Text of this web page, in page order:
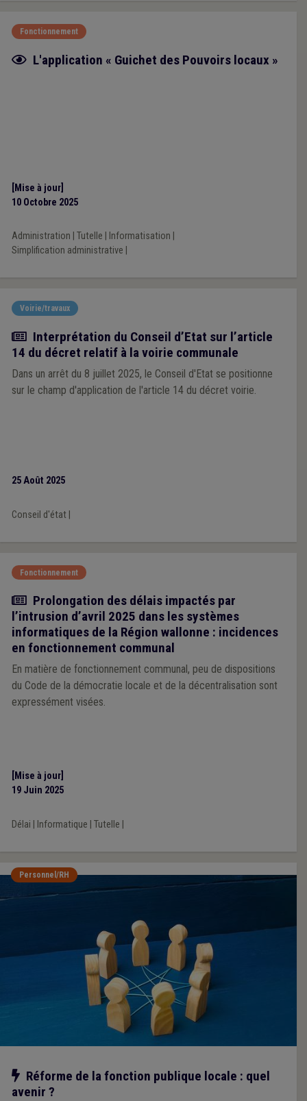
Fonctionnement
Fiche focus
L'application « Guichet des Pouvoirs locaux »
[Mise à jour]
10 Octobre 2025
Administration Tutelle Informatisation
Simplification administrative
Voirie/travaux
Actualité
Interprétation du Conseil d’Etat sur l’article
14 du décret relatif à la voirie communale
Dans un arrêt du 8 juillet 2025, le Conseil d'Etat se positionne
sur le champ d'application de l'article 14 du décret voirie.
25 Août 2025
Conseil d'état|
Fonctionnement
Actualité
Prolongation des délais impactés par
l’intrusion d’avril 2025 dans les systèmes
informatiques de la Région wallonne : incidences
en fonctionnement communal
En matière de fonctionnement communal, peu de dispositions
du Code de la démocratie locale et de la décentralisation sont
expressément visées.
[Mise à jour]
19 Juin 2025
Délai Informatique Tutelle
Personnel/RH
Notre action
Réforme de la fonction publique locale : quel
avenir ?